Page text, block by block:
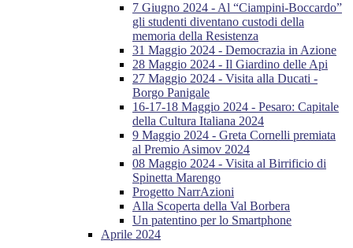
7 Giugno 2024 - Al “Ciampini-Boccardo”
gli studenti diventano custodi della
memoria della Resistenza
31 Maggio 2024 - Democrazia in Azione
28 Maggio 2024 - Il Giardino delle Api
27 Maggio 2024 - Visita alla Ducati -
Borgo Panigale
16-17-18 Maggio 2024 - Pesaro: Capitale
della Cultura Italiana 2024
9 Maggio 2024 - Greta Cornelli premiata
al Premio Asimov 2024
08 Maggio 2024 - Visita al Birrificio di
Spinetta Marengo
Progetto NarrAzioni
Alla Scoperta della Val Borbera
Un patentino per lo Smartphone
Aprile 2024